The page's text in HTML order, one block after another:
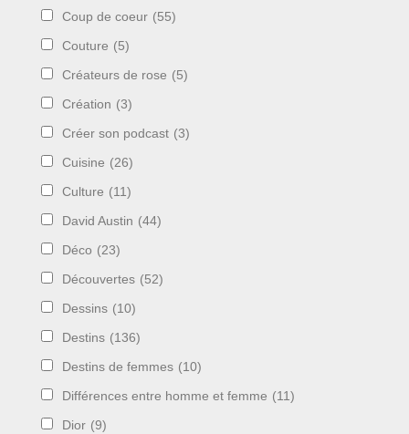
Coup de coeur (55)
Couture (5)
Créateurs de rose (5)
Création (3)
Créer son podcast (3)
Cuisine (26)
Culture (11)
David Austin (44)
Déco (23)
Découvertes (52)
Dessins (10)
Destins (136)
Destins de femmes (10)
Différences entre homme et femme (11)
Dior (9)